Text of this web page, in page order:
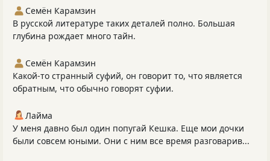
Семён Карамзин
В русской литературе таких деталей полно. Большая
глубина рождает много тайн.
Семён Карамзин
Какой-то странный суфий, он говорит то, что является
обратным, что обычно говорят суфии.
Лайма
У меня давно был один попугай Кешка. Еще мои дочки
были совсем юными. Они с ним все время разговарив...